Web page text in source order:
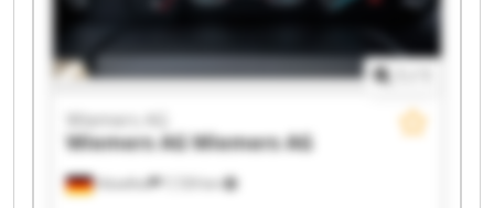
Hövelhof 7,729 km
Wiemers AG
Wiemers AGWiemers AG